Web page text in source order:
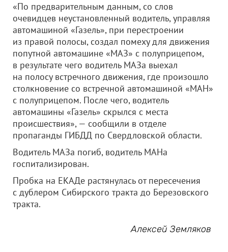
«По предварительным данным, со слов
очевидцев неустановленный водитель, управляя
автомашиной «Газель», при перестроении
из правой полосы, создал помеху для движения
попутной автомашине «МАЗ» с полуприцепом,
в результате чего водитель МАЗа выехал
на полосу встречного движения, где произошло
столкновение со встречной автомашиной «МАН»
с полуприцепом. После чего, водитель
автомашины «Газель» скрылся с места
происшествия», — сообщили в отделе
пропаганды ГИБДД по Свердловской области.
Водитель МАЗа погиб, водитель МАНа
госпитализирован.
Пробка на ЕКАДе растянулась от пересечения
с дублером Сибирского тракта до Березовского
тракта.
Алексей Земляков